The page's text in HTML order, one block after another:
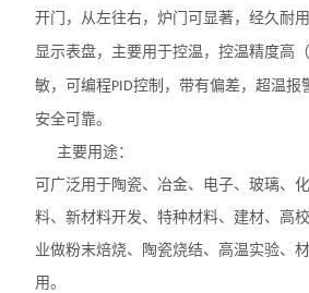
开门，从左往右，炉门可显著，经久耐
显示表盘，主要用于控温，控温精度高
敏，可编程PID控制，带有偏差，超温报
安全可靠。
主要用途：
可广泛用于陶瓷、冶金、电子、玻璃、
料、新材料开发、特种材料、建材、高
业做粉末焙烧、陶瓷烧结、高温实验、
用。